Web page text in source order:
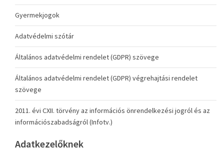
Gyermekjogok
Adatvédelmi szótár
Általános adatvédelmi rendelet (GDPR) szövege
Általános adatvédelmi rendelet (GDPR) végrehajtási rendelet
szövege
2011. évi CXII. törvény az információs önrendelkezési jogról és az
információszabadságról (Infotv.)
Adatkezelőknek